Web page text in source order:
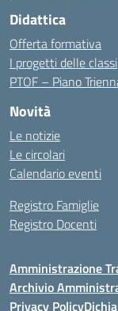
Didattica
Offerta formativa
I progetti delle classi
PTOF – Piano
Novità
Le notizie
Le circolari
Calendario eventi
Registro Famiglie
Registro Docenti
Amministrazione
Archivio
Privacy Policy